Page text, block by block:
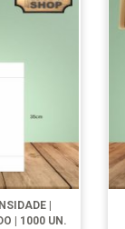
|
| 1000 UN.